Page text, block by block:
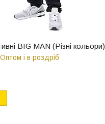
BIG MAN (Різні кольори)
Оптом і в роздріб